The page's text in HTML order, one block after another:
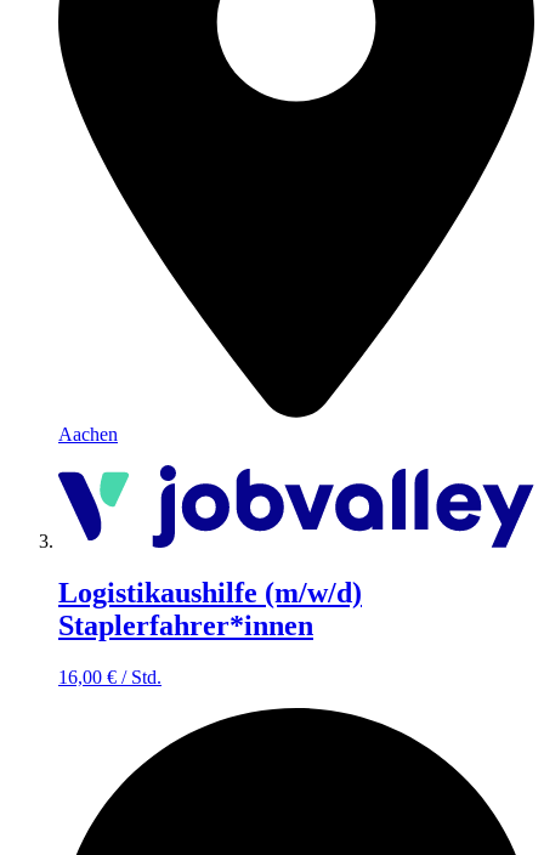
Aachen
Logistikaushilfe (m/w/d)
Staplerfahrer*innen
16,00 € / Std.